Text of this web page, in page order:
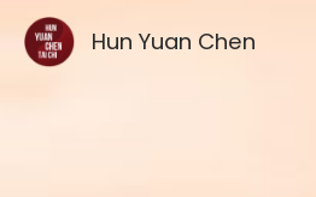
contenido
Hun Yuan Chen